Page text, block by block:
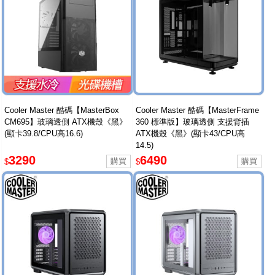
Cooler Master 酷碼【MasterBox
CM695】玻璃透側 ATX機殼《黑》
(顯卡39.8/CPU高16.6)
$3290
Cooler Master 酷碼【MasterFrame
360 標準版】玻璃透側 支援背插
ATX機殼《黑》(顯卡43/CPU高
14.5)
$6490